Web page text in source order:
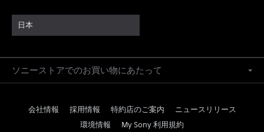
日本
ソニーストアでのお買い物にあたって
会社情報 採用情報 特約店のご案内
ニュースリリース
環境情報
My Sony 利用規約